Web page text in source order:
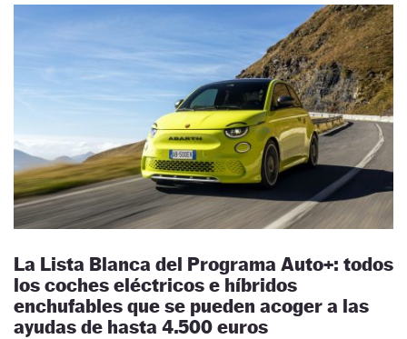
La Lista Blanca del Programa Auto+: todos
los coches eléctricos e híbridos
enchufables que se pueden acoger a las
ayudas de hasta 4.500 euros